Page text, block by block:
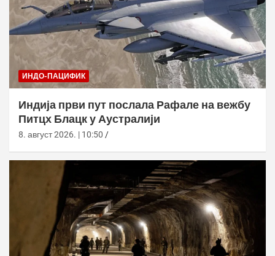
ИНДО-ПАЦИФИК
Индија први пут послала Рафале на вежбу
Питцх Блацк у Аустралији
8. август 2026. | 10:50